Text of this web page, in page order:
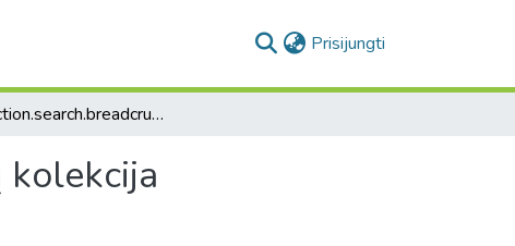
Prisijungti
collection.search.breadcrumbs